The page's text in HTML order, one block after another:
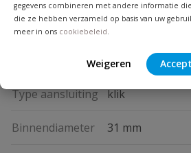
gegevens combineren met andere informatie
die ze hebben verzameld op basis van uw
meer in ons cookiebeleid.
Weigeren
Specificaties
6 kg
Type aansluiting klik
Binnendiameter 31 mm